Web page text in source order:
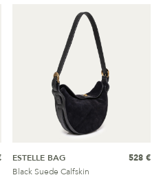
ESTELLE BAG
Black Suede Calfskin
528 €